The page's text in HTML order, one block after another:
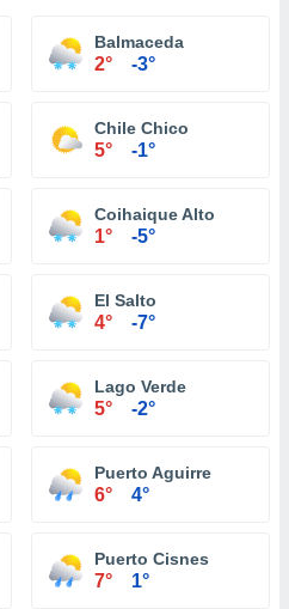
Balmaceda
2° -3°
Chile Chico
5° -1°
Coihaique Alto
1° -5°
El Salto
4° -7°
Lago Verde
5° -2°
Puerto Aguirre
6° 4°
Puerto Cisnes
7° 1°